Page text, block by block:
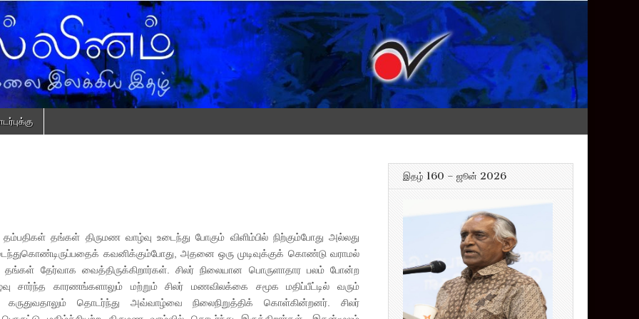
தங்கள் திருமண வாழ்வு உடைந்து போகும் விளிம்பில் நிற்கும்போது அல்லது
கவனிக்கும்போது, அதனை ஒரு முடிவுக்குக் கொண்டு வராமல்
தங்கள் தேர்வாக வைத்திருக்கிறார்கள். சிலர் நிலையான பொருளாதார பலம் போன்ற
சார்ந்த காரணங்களாலும் மற்றும் சிலர் மணவிலக்கை சமூக மதிப்பீட்டில் வரும்
தொடர்ந்து அவ்வாழ்வை நிலைநிறுத்திக் கொள்கின்றனர். சிலர்
இதழ் 160 – ஜூன் 2026